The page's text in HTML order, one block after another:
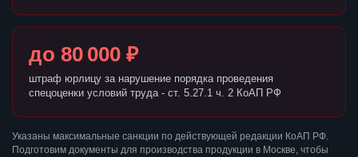
до 80 000 ₽
штраф юрлицу за нарушение порядка проведения
спецоценки условий труда - ст. 5.27.1 ч. 2 КоАП РФ
Указаны максимальные санкции по действующей редакции КоАП РФ.
Подготовим документы для производства продукции в Москве, чтобы